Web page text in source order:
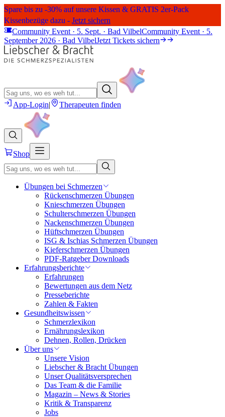
Spare bis zu -30% auf unsere Kissen & GRATIS 2er-Pack
Kissenbezüge dazu - Jetzt sichern
Community Event · 5. Sept. · Bad VilbelCommunity Event · 5.
September 2026 · Bad VilbelJetzt Tickets sichern
App-Login| Therapeuten finden
Shop
Übungen bei Schmerzen
Rückenschmerzen Übungen
Knieschmerzen Übungen
Schulterschmerzen Übungen
Nackenschmerzen Übungen
Hüftschmerzen Übungen
ISG & Ischias Schmerzen Übungen
Kieferschmerzen Übungen
PDF-Ratgeber Downloads
Erfahrungsberichte
Erfahrungen
Bewertungen aus dem Netz
Presseberichte
Zahlen & Fakten
Gesundheitswissen
Schmerzlexikon
Ernährungslexikon
Dehnen, Rollen, Drücken
Über uns
Unsere Vision
Liebscher & Bracht Übungen
Unser Qualitätsversprechen
Das Team & die Familie
Magazin – News & Stories
Kritik & Transparenz
Jobs